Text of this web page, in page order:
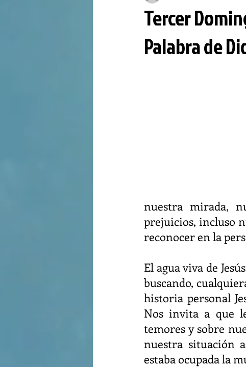
Tercer
Palabra de
nuestra mirada,
prejuicios, incluso
reconocer en la
El agua viva de
buscando,
historia personal
Nos invita a que
temores y sobre
nuestra situación
estaba ocupada la